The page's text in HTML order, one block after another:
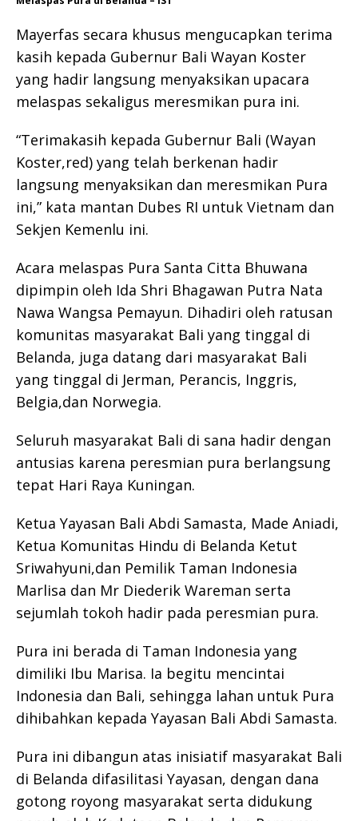
Mayerfas secara khusus mengucapkan terima
kasih kepada Gubernur Bali Wayan Koster
yang hadir langsung menyaksikan upacara
melaspas sekaligus meresmikan pura ini.
“Terimakasih kepada Gubernur Bali (Wayan
Koster,red) yang telah berkenan hadir
langsung menyaksikan dan meresmikan Pura
ini,” kata mantan Dubes RI untuk Vietnam dan
Sekjen Kemenlu ini.
Acara melaspas Pura Santa Citta Bhuwana
dipimpin oleh Ida Shri Bhagawan Putra Nata
Nawa Wangsa Pemayun. Dihadiri oleh ratusan
komunitas masyarakat Bali yang tinggal di
Belanda, juga datang dari masyarakat Bali
yang tinggal di Jerman, Perancis, Inggris,
Belgia,dan Norwegia.
Seluruh masyarakat Bali di sana hadir dengan
antusias karena peresmian pura berlangsung
tepat Hari Raya Kuningan.
Ketua Yayasan Bali Abdi Samasta, Made Aniadi,
Ketua Komunitas Hindu di Belanda Ketut
Sriwahyuni,dan Pemilik Taman Indonesia
Marlisa dan Mr Diederik Wareman serta
sejumlah tokoh hadir pada peresmian pura.
Pura ini berada di Taman Indonesia yang
dimiliki Ibu Marisa. Ia begitu mencintai
Indonesia dan Bali, sehingga lahan untuk Pura
dihibahkan kepada Yayasan Bali Abdi Samasta.
Pura ini dibangun atas inisiatif masyarakat Bali
di Belanda difasilitasi Yayasan, dengan dana
gotong royong masyarakat serta didukung